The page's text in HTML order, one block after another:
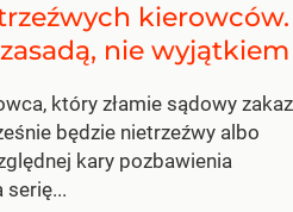
kierowców.
nie wyjątkiem
który złamie sądowy zakaz
będzie nietrzeźwy albo
kary pozbawienia
serię...